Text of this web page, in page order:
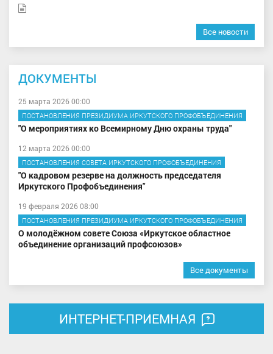
Все новости
ДОКУМЕНТЫ
25 марта 2026 00:00
ПОСТАНОВЛЕНИЯ ПРЕЗИДИУМА ИРКУТСКОГО ПРОФОБЪЕДИНЕНИЯ
"О мероприятиях ко Всемирному Дню охраны труда"
12 марта 2026 00:00
ПОСТАНОВЛЕНИЯ СОВЕТА ИРКУТСКОГО ПРОФОБЪЕДИНЕНИЯ
"О кадровом резерве на должность председателя
Иркутского Профобъединения"
19 февраля 2026 08:00
ПОСТАНОВЛЕНИЯ ПРЕЗИДИУМА ИРКУТСКОГО ПРОФОБЪЕДИНЕНИЯ
О молодёжном совете Союза «Иркутское областное
объединение организаций профсоюзов»
Все документы
ИНТЕРНЕТ-ПРИЕМНАЯ